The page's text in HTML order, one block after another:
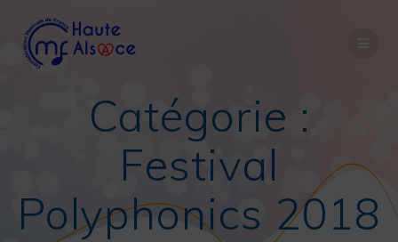
Catégorie :
Festival
Polyphonics 2018